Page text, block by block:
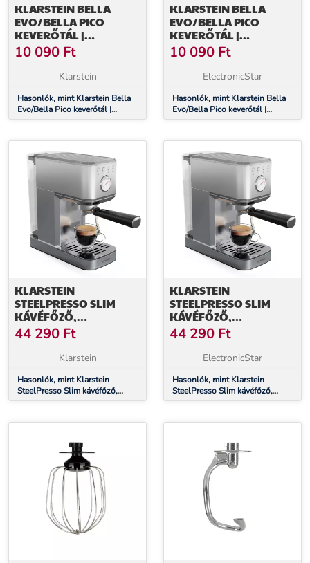
KLARSTEIN BELLA
EVO/BELLA PICO
KEVERŐTÁL |
ROZSDAMENTES ACÉL |
5 LITER | 0,6 KG TÉSZTA |
MOSOGATÓGÉPBEN
MOSOGATÓGÉPBEN
MOSHATÓ
10 090 Ft
Klarstein
Hasonlók, mint Klarstein Bella
Evo/Bella Pico keverőtál |
rozsdamentes acél | 5 liter | 0,6
mosható | mosogatógépben
mosható
KLARSTEIN BELLA
EVO/BELLA PICO
KEVERŐTÁL |
ROZSDAMENTES ACÉL |
5 LITER | 0,6 KG TÉSZTA |
MOSOGATÓGÉPBEN
MOSOGATÓGÉPBEN
MOSHATÓ
10 090 Ft
ElectronicStar
Hasonlók, mint Klarstein Bella
Evo/Bella Pico keverőtál |
rozsdamentes acél | 5 liter | 0,6
mosható | mosogatógépben
mosható
KLARSTEIN
STEELPRESSO SLIM
KÁVÉFŐZŐ,
PORTAFILTER,
TARTOZÉKOKKAL
44 290 Ft
Klarstein
Hasonlók, mint Klarstein
SteelPresso Slim kávéfőző,
portafilter, tartozékokkal együtt
KLARSTEIN
STEELPRESSO SLIM
KÁVÉFŐZŐ,
PORTAFILTER,
TARTOZÉKOKKAL
EGYÜTT
44 290 Ft
ElectronicStar
Hasonlók, mint Klarstein
SteelPresso Slim kávéfőző,
portafilter, tartozékokkal együtt